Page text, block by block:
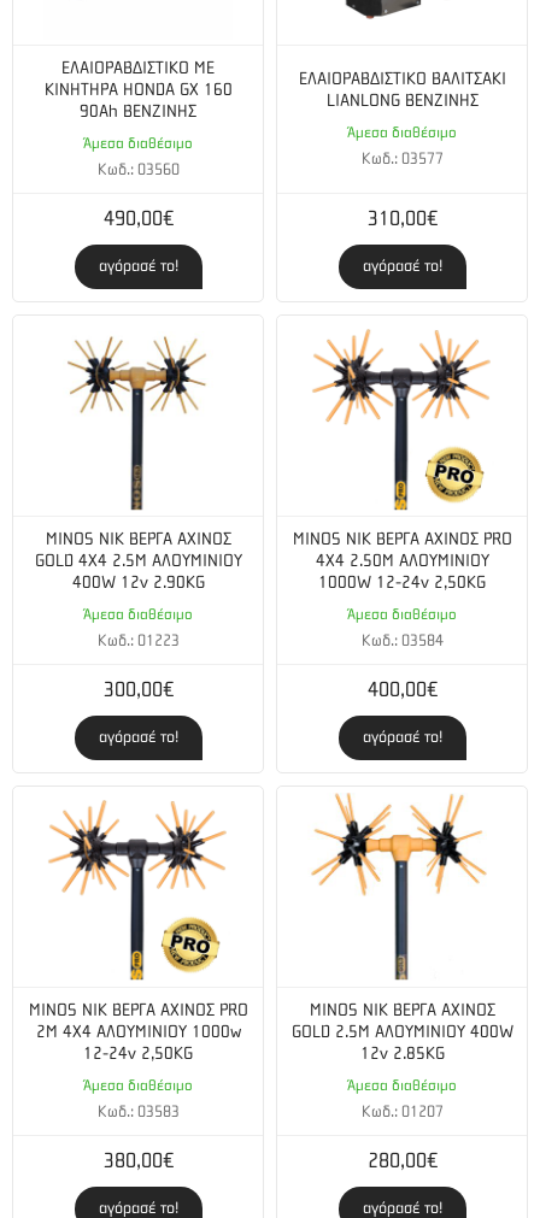
ΕΛΑΙΟΡΑΒΔΙΣΤΙΚΟ ΜΕ
ΚΙΝΗΤΗΡΑ HONDA GΧ 160
90Ah ΒΕΝΖΙΝΗΣ
Άμεσα διαθέσιμο
Κωδ.: 03560
490,00€
αγόρασέ το!
ΕΛΑΙΟΡΑΒΔΙΣΤΙΚΟ ΒΑΛΙΤΣΑΚΙ
LIANLONG ΒΕΝΖΙΝΗΣ
Άμεσα διαθέσιμο
Κωδ.: 03577
310,00€
αγόρασέ το!
MINOS NIK ΒΕΡΓΑ ΑΧΙΝΟΣ
GOLD 4X4 2.5Μ ΑΛΟΥΜΙΝΙΟΥ
400W 12v 2.90KG
Άμεσα διαθέσιμο
Κωδ.: 01223
300,00€
αγόρασέ το!
MINOS NIK ΒΕΡΓΑ ΑΧΙΝΟΣ PRO
4Χ4 2.50M ΑΛΟΥΜΙΝΙΟΥ
1000W 12-24v 2,50KG
Άμεσα διαθέσιμο
Κωδ.: 03584
400,00€
αγόρασέ το!
MINOS NIK ΒΕΡΓΑ ΑΧΙΝΟΣ PRO
2M 4X4 ΑΛΟΥΜΙΝΙΟΥ 1000w
12-24v 2,50KG
Άμεσα διαθέσιμο
Κωδ.: 03583
380,00€
αγόρασέ το!
MINOS NIK ΒΕΡΓΑ ΑΧΙΝΟΣ
GOLD 2.5Μ ΑΛΟΥΜΙΝΙΟΥ 400W
12v 2.85KG
Άμεσα διαθέσιμο
Κωδ.: 01207
280,00€
αγόρασέ το!